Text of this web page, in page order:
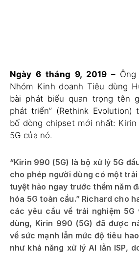
Ngày 6 tháng 9, 2019 –
Nhóm Kinh doanh Tiêu dùng
bài phát biểu quan trọng tên
phát triển” (Rethink Evolution)
bố dòng chipset mới nhất:
5G của nó.
“Kirin 990 (5G) là bộ xử lý 5G
cho phép người dùng có một trải
tuyệt hảo ngay trước thềm năm
hóa 5G toàn cầu.” Richard cho
các yêu cầu về trải nghiệm 5G
dùng, Kirin 990 (5G) đã được
về sức mạnh lẫn mức độ tiêu
như khả năng xử lý AI lẫn ISP,